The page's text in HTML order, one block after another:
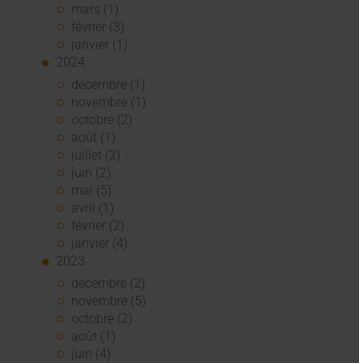
mars (1)
février (3)
janvier (1)
2024
décembre (1)
novembre (1)
octobre (2)
août (1)
juillet (2)
juin (2)
mai (5)
avril (1)
février (2)
janvier (4)
2023
décembre (2)
novembre (5)
octobre (2)
août (1)
juin (4)